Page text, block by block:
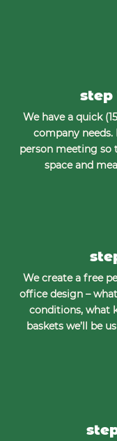
step
We have a quick
company
person meeting so
space and
We create a free
office design –
conditions, what
baskets we’ll be